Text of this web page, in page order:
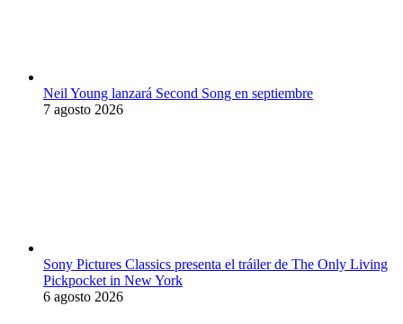
Neil Young lanzará Second Song en septiembre
7 agosto 2026
Sony Pictures Classics presenta el tráiler de The Only Living
Pickpocket in New York
6 agosto 2026